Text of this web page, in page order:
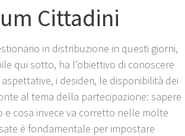
Cittadini
in distribuzione in questi giorni,
qui sotto, ha l’obiettivo di conoscere
i desideri, le disponibilità dei
al tema della partecipazione: sapere
e cosa invece va corretto nelle molte
è fondamentale per impostare